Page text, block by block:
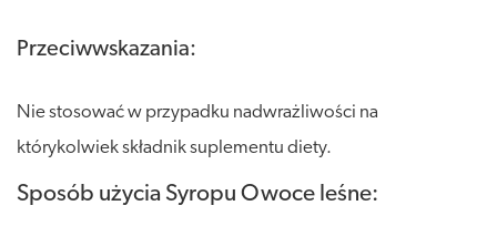
Przeciwwskazania:
Nie stosować w przypadku nadwrażliwości na
którykolwiek składnik suplementu diety.
Sposób użycia Syropu Owoce leśne: